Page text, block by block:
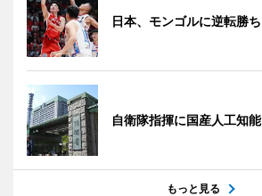
日本、モンゴルに逆転勝ち
自衛隊指揮に国産人工知能
もっと見る